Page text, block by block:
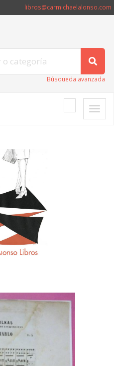
libros@carmichaelalonso.com
Búsqueda avanzada
Toggle